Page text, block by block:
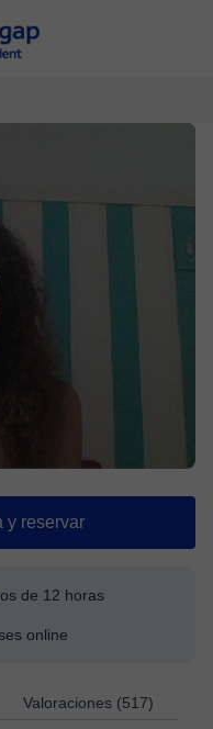
y reservar
de 12 horas
online
Valoraciones (517)